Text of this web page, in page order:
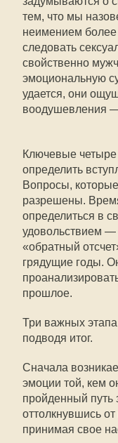
тем, что мы
неимением более
следовать
свойственно
эмоциональную
удается, они
воодушевления
Ключевые четыре
определить
Вопросы,
разрешены.
определиться в
удовольствием —
«обратный
грядущие годы.
прошлое.
Три важных
подводя итог.
Сначала
эмоции той, кем
пройденный путь
оттолкнувшись
принимая свое